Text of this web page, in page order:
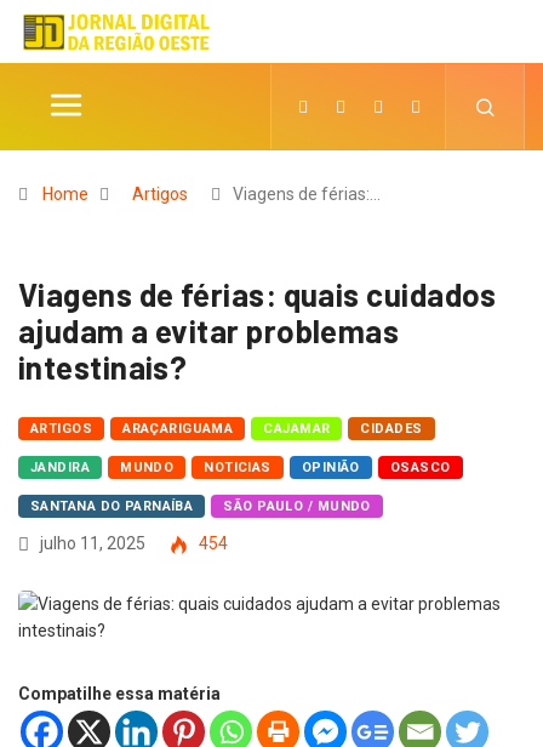
Home Artigos Viagens de férias:…
Viagens de férias: quais cuidados
ajudam a evitar problemas
intestinais?
ARTIGOS ARAÇARIGUAMA CAJAMAR CIDADES
JANDIRA MUNDO NOTICIAS OPINIÃO OSASCO
SANTANA DO PARNAÍBA SÃO PAULO / MUNDO
julho 11, 2025 454
Compatilhe essa matéria